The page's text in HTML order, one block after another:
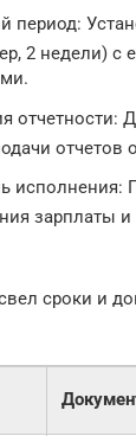
период:
2 недели) с
отчетности:
отчетов
исполнения:
зарплаты
сроки и